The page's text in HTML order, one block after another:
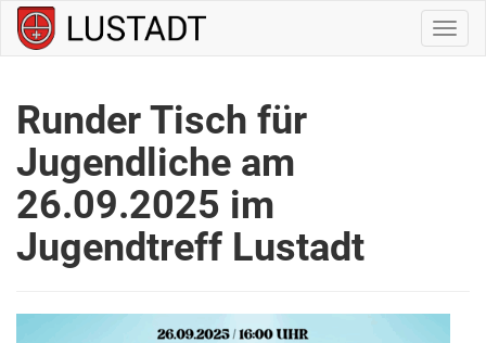
ein-/
Runder Tisch für
Jugendliche am
26.09.2025 im
Jugendtreff Lustadt